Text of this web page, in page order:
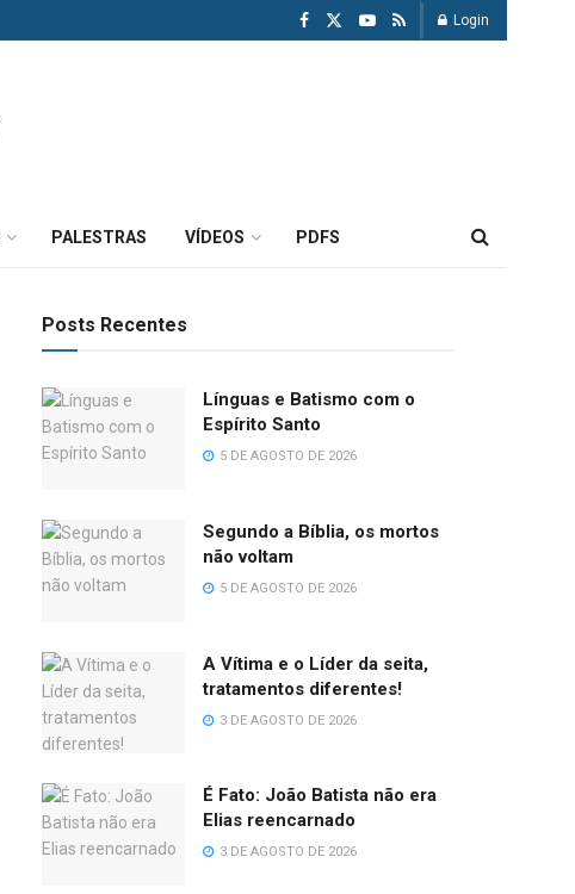
Login
PALESTRAS VÍDEOS PDFS
Posts Recentes
Línguas e Batismo com o
Espírito Santo
5 DE AGOSTO DE 2026
Segundo a Bíblia, os mortos
não voltam
5 DE AGOSTO DE 2026
A Vítima e o Líder da seita,
tratamentos diferentes!
3 DE AGOSTO DE 2026
É Fato: João Batista não era
Elias reencarnado
3 DE AGOSTO DE 2026